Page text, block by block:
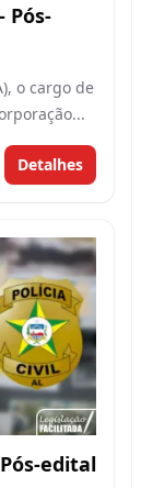
Pós-
o cargo de
Detalhes
edital